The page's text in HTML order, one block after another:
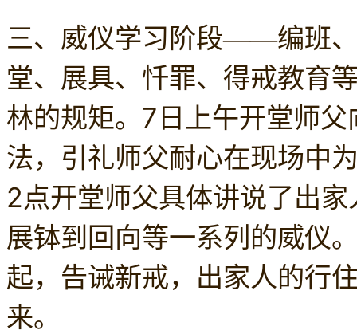
三、威仪学习阶段——编班
堂、展具、忏罪、得戒教育
林的规矩。 7日上午开堂师
法，引礼师父耐心在现场中
2点开堂师父具体讲说了出
展钵到回向等一系列的威仪
起，告诫新戒，出家人的行
来。